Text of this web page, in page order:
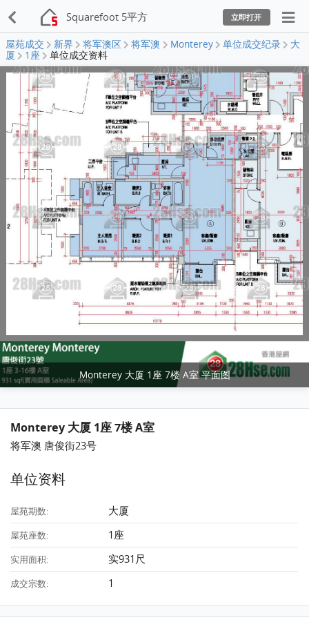
Squarefoot 5平方 立即打开
屋苑成交 新界 将军澳区 将军澳 Monterey 单位成交纪录
大
厦
1座 单位成交资料
Monterey 大厦 1座 7楼 A室 平面图
Monterey 大厦 1座 7楼 A室
将军澳 唐俊街23号
单位资料
屋苑期数: 大厦
屋苑座数: 1座
实用面积: 实931尺
成交宗数: 1